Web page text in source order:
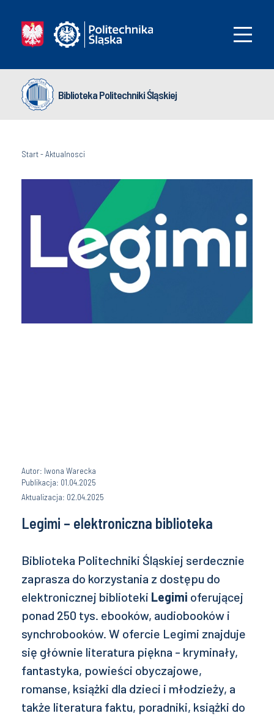
Biblioteka Politechniki Śląskiej
Start-Aktualnosci
Autor: Iwona Warecka
Publikacja: 01.04.2025
Aktualizacja: 02.04.2025
Legimi – elektroniczna biblioteka
Biblioteka Politechniki Śląskiej serdecznie
zaprasza do korzystania z dostępu do
elektronicznej biblioteki Legimi oferującej
ponad 250 tys. ebooków, audiobooków i
synchrobooków. W ofercie Legimi znajduje
się głównie literatura piękna - kryminały,
fantastyka, powieści obyczajowe,
romanse, książki dla dzieci i młodzieży, a
także literatura faktu, poradniki, książki do